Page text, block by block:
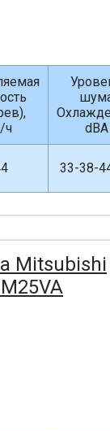
ч
dBA
33-38-
Mitsubishi